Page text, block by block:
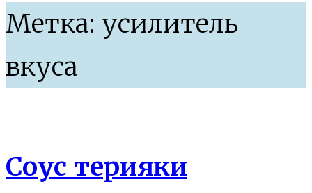
Метка: усилитель
вкуса
Соус терияки